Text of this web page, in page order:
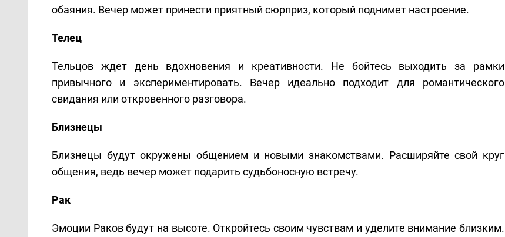
обаяния. Вечер может принести приятный сюрприз, который поднимет настроение.
Телец
Тельцов ждет день вдохновения и креативности. Не бойтесь выходить за рамки
привычного и экспериментировать. Вечер идеально подходит для романтического
свидания или откровенного разговора.
Близнецы
Близнецы будут окружены общением и новыми знакомствами. Расширяйте свой круг
общения, ведь вечер может подарить судьбоносную встречу.
Рак
Эмоции Раков будут на высоте. Откройтесь своим чувствам и уделите внимание близким.